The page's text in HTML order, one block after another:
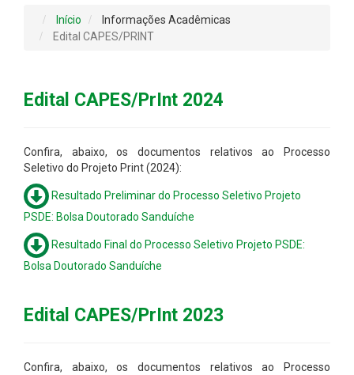
Início
Informações Acadêmicas
Edital CAPES/PRINT
Edital CAPES/PrInt 2024
Confira, abaixo, os documentos relativos ao Processo
Seletivo do Projeto Print (2024):
Resultado Preliminar do Processo Seletivo Projeto
PSDE: Bolsa Doutorado Sanduíche
Resultado Final do Processo Seletivo Projeto PSDE:
Bolsa Doutorado Sanduíche
Edital CAPES/PrInt 2023
Confira, abaixo, os documentos relativos ao Processo